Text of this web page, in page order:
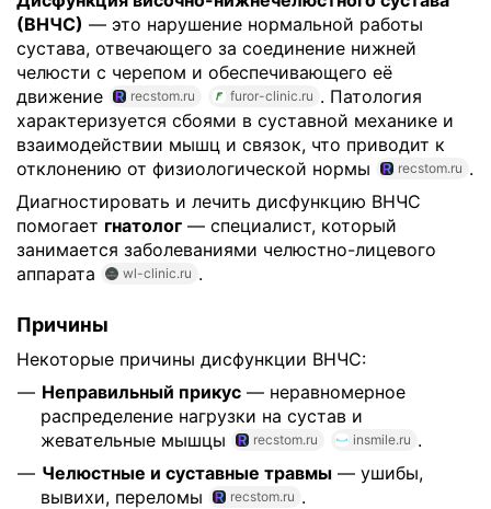
(ВНЧС) — это нарушение нормальной работы
сустава, отвечающего за соединение нижней
челюсти с черепом и обеспечивающего её
движение
recstom.ru furor-clinic.ru . Патология
характеризуется сбоями в суставной механике и
взаимодействии мышц и связок, что приводит к
отклонению от физиологической нормы
recstom.ru .
Диагностировать и лечить дисфункцию ВНЧС
помогает гнатолог — специалист, который
занимается заболеваниями челюстно-лицевого
аппарата
wl-clinic.ru .
Причины
Некоторые причины дисфункции ВНЧС:
Неправильный прикус — неравномерное
распределение нагрузки на сустав и
жевательные мышцы
recstom.ru insmile.ru .
Челюстные и суставные травмы — ушибы,
вывихи, переломы
recstom.ru .